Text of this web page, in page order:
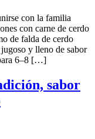
con la familia
con carne de cerdo
de falda de cerdo
y lleno de sabor
6–8 […]
sabor